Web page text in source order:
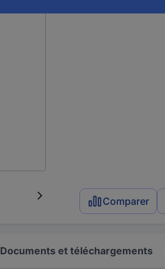
Comparer
Documents et téléchargements